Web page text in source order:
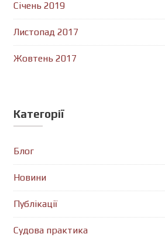
Січень 2019
Листопад 2017
Жовтень 2017
Категорії
Блог
Новини
Публікації
Судова практика